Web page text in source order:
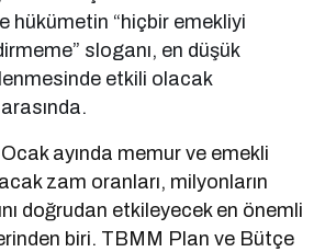
hükümetin “hiçbir emekliyi
sloganı, en düşük
etkili olacak
Ocak ayında memur ve emekli
zam oranları, milyonların
doğrudan etkileyecek en önemli
biri. TBMM Plan ve Bütçe